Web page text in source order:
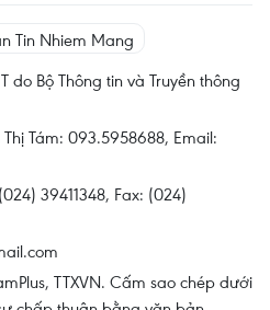
do Bộ Thông tin và Truyền thông
Tám: 093.5958688, Email:
39411348, Fax: (024)
TTXVN. Cấm sao chép dưới